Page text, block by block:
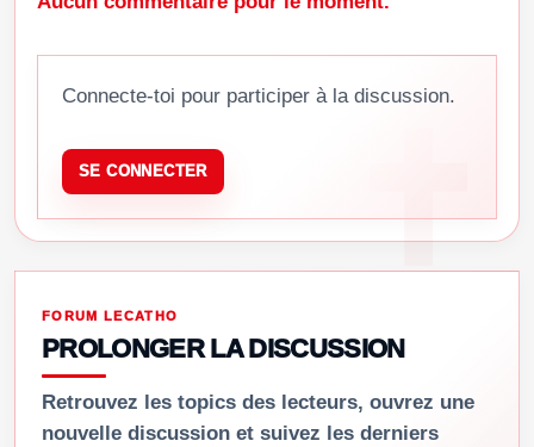
Connecte-toi pour participer à la discussion.
SE CONNECTER
FORUM LECATHO
PROLONGER LA DISCUSSION
Retrouvez les topics des lecteurs, ouvrez une
nouvelle discussion et suivez les derniers